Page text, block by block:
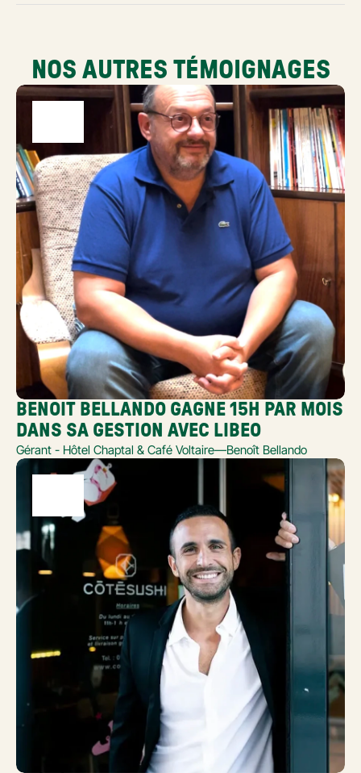
NOS AUTRES TÉMOIGNAGES
BENOIT BELLANDO GAGNE 15H PAR MOIS
DANS SA GESTION AVEC LIBEO
Gérant - Hôtel Chaptal & Café Voltaire—Benoît Bellando